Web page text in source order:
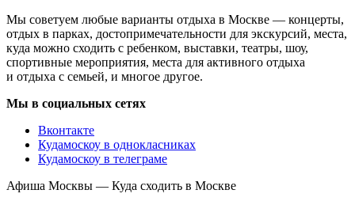
Мы советуем любые варианты отдыха в Москве — концерты,
отдых в парках, достопримечательности для экскурсий, места,
куда можно сходить с ребенком, выставки, театры, шоу,
спортивные мероприятия, места для активного отдыха
и отдыха с семьей, и многое другое.
Мы в социальных сетях
Вконтакте
Кудамоскоу в однокласниках
Кудамоскоу в телеграме
Афиша Москвы — Куда сходить в Москве